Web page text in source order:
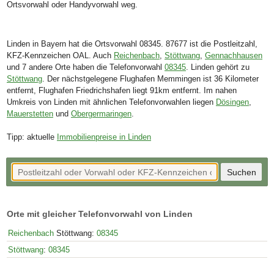
Ortsvorwahl oder Handyvorwahl weg.
Linden in Bayern hat die Ortsvorwahl 08345. 87677 ist die Postleitzahl,
KFZ-Kennzeichen OAL. Auch Reichenbach, Stöttwang, Gennachhausen
und 7 andere Orte haben die Telefonvorwahl 08345. Linden gehört zu
Stöttwang. Der nächstgelegene Flughafen Memmingen ist 36 Kilometer
entfernt, Flughafen Friedrichshafen liegt 91km entfernt. Im nahen
Umkreis von Linden mit ähnlichen Telefonvorwahlen liegen Dösingen,
Mauerstetten und Obergermaringen.
Tipp: aktuelle Immobilienpreise in Linden
Orte mit gleicher Telefonvorwahl von Linden
Reichenbach Stöttwang: 08345
Stöttwang: 08345